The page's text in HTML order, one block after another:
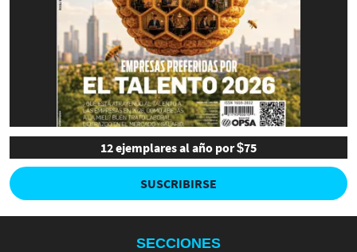
12 ejemplares al año por $75
SUSCRIBIRSE
SECCIONES